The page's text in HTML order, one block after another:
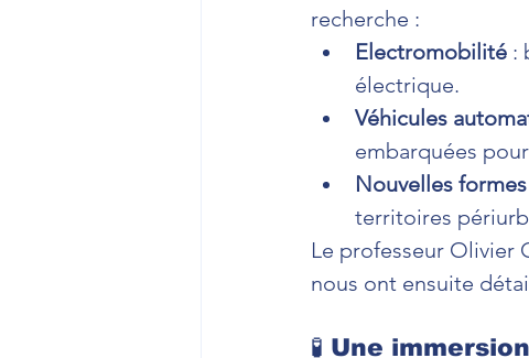
recherche :
Electromobilité :
électrique.
Véhicules
embarquées
Nouvelles
territoires
Le professeur Olivier
nous ont ensuite
🧪 Une